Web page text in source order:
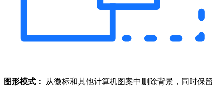
图形模式：
从徽标和其他计算机图案中删除背景，同时保留